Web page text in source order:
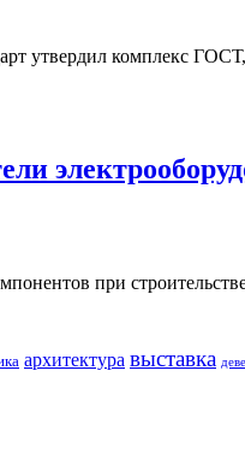
комплекс
при
архитектура выставка